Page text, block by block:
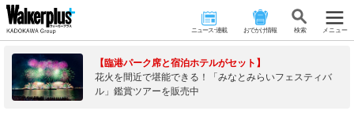
ニュース･連載 おでかけ情報 検 索 メニュー
【臨港パーク席と宿泊ホテルがセット】
花火を間近で堪能できる！「みなとみらいフェスティバ
ル」鑑賞ツアーを販売中